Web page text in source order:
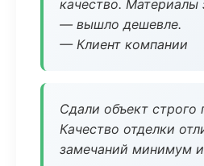
качество. Материалы
— вышло дешевле.
— Клиент компании
Сдали объект строго
Качество отделки
замечаний минимум